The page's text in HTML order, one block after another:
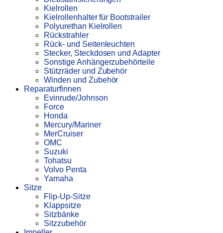
Kielrollen
Kielrollenhalter für Bootstrailer
Polyurethan Kielrollen
Rückstrahler
Rück- und Seitenleuchten
Stecker, Steckdosen und Adapter
Sonstige Anhängerzubehörteile
Stützräder und Zubehör
Winden und Zubehör
Reparaturfinnen
Evinrude/Johnson
Force
Honda
Mercury/Mariner
MerCruiser
OMC
Suzuki
Tohatsu
Volvo Penta
Yamaha
Sitze
Flip-Up-Sitze
Klappsitze
Sitzbänke
Sitzzubehör